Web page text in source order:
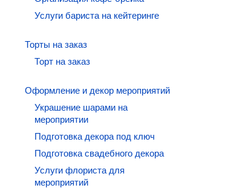
Услуги бариста на кейтеринге
Торты на заказ
Торт на заказ
Оформление и декор мероприятий
Украшение шарами на
мероприятии
Подготовка декора под ключ
Подготовка свадебного декора
Услуги флориста для
мероприятий